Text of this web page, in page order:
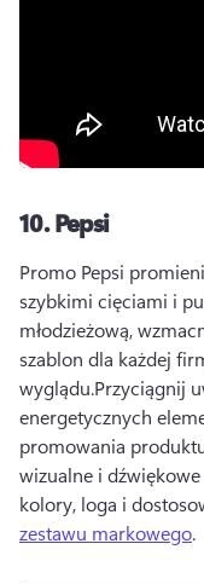
10.Pepsi
Promo Pepsi
szybkimi cięciami i
młodzieżową,
szablon dla każdej
wyglądu.Przyciągnij
energetycznych
promowania
wizualne i
kolory, loga i
zestawu markowego.